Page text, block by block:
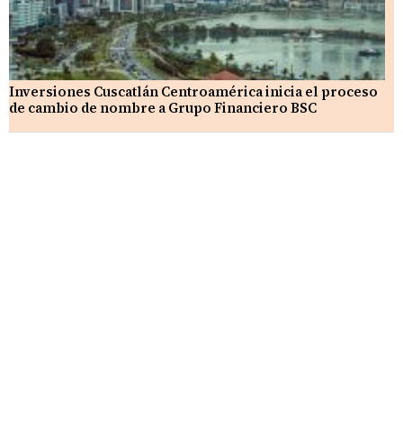
Inversiones Cuscatlán Centroamérica inicia el proceso
de cambio de nombre a Grupo Financiero BSC